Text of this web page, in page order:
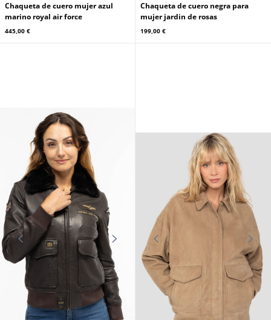
Chaqueta de cuero mujer azul
marino royal air force
445,00 €
Chaqueta de cuero negra para
mujer jardin de rosas
199,00 €